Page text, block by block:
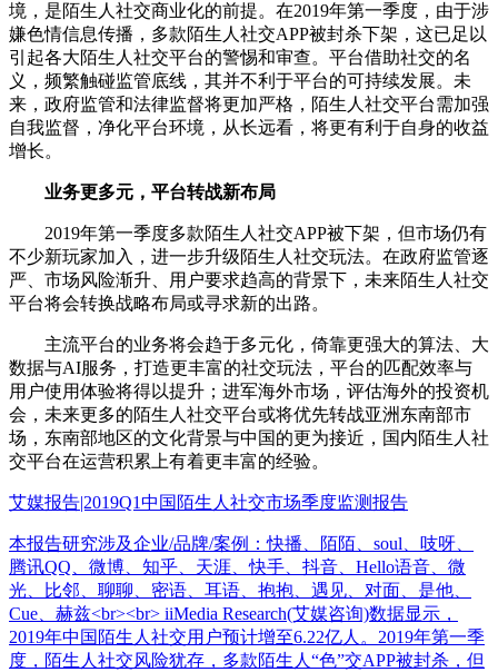
境，是陌生人社交商业化的前提。在2019年第一季度，由于涉
嫌色情信息传播，多款陌生人社交APP被封杀下架，这已足以
引起各大陌生人社交平台的警惕和审查。平台借助社交的名
义，频繁触碰监管底线，其并不利于平台的可持续发展。未
来，政府监管和法律监督将更加严格，陌生人社交平台需加强
自我监督，净化平台环境，从长远看，将更有利于自身的收益
增长。
业务更多元，平台转战新布局
2019年第一季度多款陌生人社交APP被下架，但市场仍有
不少新玩家加入，进一步升级陌生人社交玩法。在政府监管逐
严、市场风险渐升、用户要求趋高的背景下，未来陌生人社交
平台将会转换战略布局或寻求新的出路。
主流平台的业务将会趋于多元化，倚靠更强大的算法、大
数据与AI服务，打造更丰富的社交玩法，平台的匹配效率与
用户使用体验将得以提升；进军海外市场，评估海外的投资机
会，未来更多的陌生人社交平台或将优先转战亚洲东南部市
场，东南部地区的文化背景与中国的更为接近，国内陌生人社
交平台在运营积累上有着更丰富的经验。
艾媒报告|2019Q1中国陌生人社交市场季度监测报告
本报告研究涉及企业/品牌/案例：快播、陌陌、soul、吱呀、
腾讯QQ、微博、知乎、天涯、快手、抖音、Hello语音、微
光、比邻、聊聊、密语、耳语、抱抱、遇见、对面、是他、
Cue、赫兹<br><br> iiMedia Research(艾媒咨询)数据显示，
2019年中国陌生人社交用户预计增至6.22亿人。2019年第一季
度，陌生人社交风险犹存，多款陌生人“色”交APP被封杀，但